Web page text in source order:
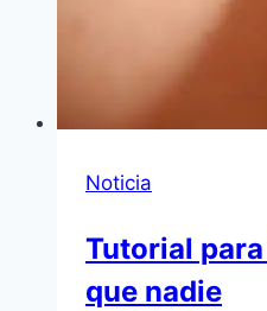
Noticia
Tutorial
que nadie